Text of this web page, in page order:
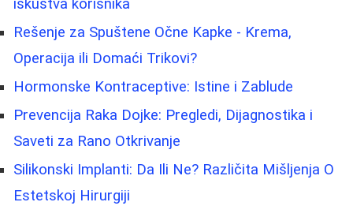
iskustva korisnika
Rešenje za Spuštene Očne Kapke - Krema,
Operacija ili Domaći Trikovi?
Hormonske Kontraceptive: Istine i Zablude
Prevencija Raka Dojke: Pregledi, Dijagnostika i
Saveti za Rano Otkrivanje
Silikonski Implanti: Da Ili Ne? Različita Mišljenja O
Estetskoj Hirurgiji